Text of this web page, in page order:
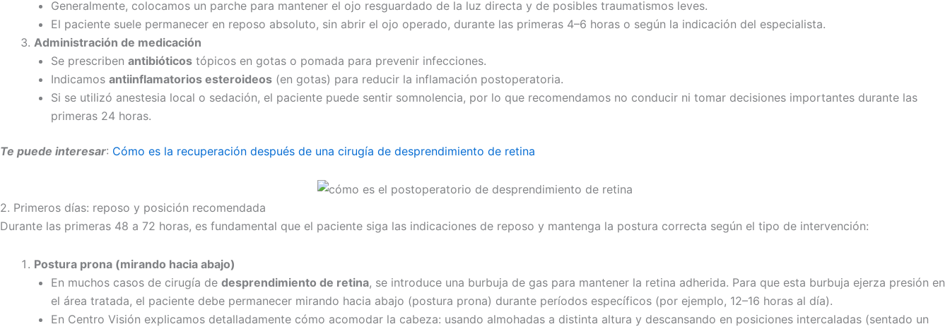
Generalmente, colocamos un parche para mantener el ojo resguardado de la luz directa y de posibles traumatismos leves.
El paciente suele permanecer en reposo absoluto, sin abrir el ojo operado, durante las primeras 4–6 horas o según la indicación del especialista.
Administración de medicación
Se prescriben antibióticos tópicos en gotas o pomada para prevenir infecciones.
Indicamos antiinflamatorios esteroideos (en gotas) para reducir la inflamación postoperatoria.
Si se utilizó anestesia local o sedación, el paciente puede sentir somnolencia, por lo que recomendamos no conducir ni tomar decisiones importantes durante las
primeras 24 horas.
Te puede interesar: Cómo es la recuperación después de una cirugía de desprendimiento de retina
2. Primeros días: reposo y posición recomendada
Durante las primeras 48 a 72 horas, es fundamental que el paciente siga las indicaciones de reposo y mantenga la postura correcta según el tipo de intervención:
Postura prona (mirando hacia abajo)
En muchos casos de cirugía de desprendimiento de retina, se introduce una burbuja de gas para mantener la retina adherida. Para que esta burbuja ejerza presión en
el área tratada, el paciente debe permanecer mirando hacia abajo (postura prona) durante períodos específicos (por ejemplo, 12–16 horas al día).
En Centro Visión explicamos detalladamente cómo acomodar la cabeza: usando almohadas a distinta altura y descansando en posiciones intercaladas (sentado un